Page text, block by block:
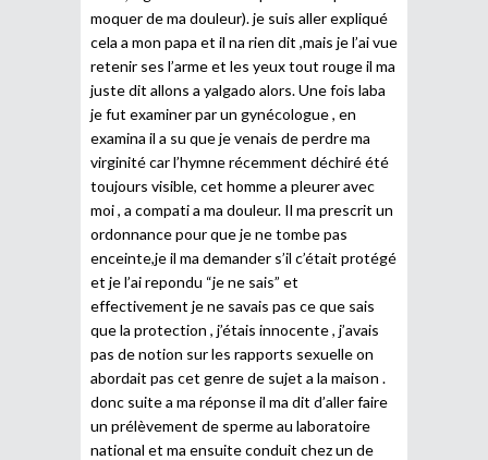
moquer de ma douleur). je suis aller expliqué
cela a mon papa et il na rien dit ,mais je l’ai vue
retenir ses l’arme et les yeux tout rouge il ma
juste dit allons a yalgado alors. Une fois laba
je fut examiner par un gynécologue , en
examina il a su que je venais de perdre ma
virginité car l’hymne récemment déchiré été
toujours visible, cet homme a pleurer avec
moi , a compati a ma douleur. Il ma prescrit un
ordonnance pour que je ne tombe pas
enceinte,je il ma demander s’il c’était protégé
et je l’ai repondu “je ne sais” et
effectivement je ne savais pas ce que sais
que la protection , j’étais innocente , j’avais
pas de notion sur les rapports sexuelle on
abordait pas cet genre de sujet a la maison .
donc suite a ma réponse il ma dit d’aller faire
un prélèvement de sperme au laboratoire
national et ma ensuite conduit chez un de